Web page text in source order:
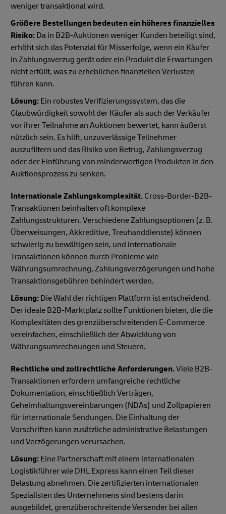
weniger transaktional wird.
Größere Bestellungen bedeuten ein höheres finanzielles
Risiko: Da in B2B-Auktionen weniger Kunden beteiligt sind,
erhöht sich das Potenzial für Misserfolge, wenn ein Käufer
in Zahlungsverzug gerät oder ein Produkt die Erwartungen
nicht erfüllt, was zu erheblichen finanziellen Verlusten
führen kann.
Lösung: Ein robustes Verifizierungssystem, das die
Glaubwürdigkeit sowohl der Käufer als auch der Verkäufer
vor ihrer Teilnahme an Auktionen bewertet, kann äußerst
nützlich sein. Es hilft, unzuverlässige Teilnehmer
auszufiltern und das Risiko von Betrug, Zahlungsverzug
oder der Einführung von minderwertigen Produkten in den
Auktionsprozess zu senken.
Internationale Zahlungskomplexität. Cross-Border-B2B-
Transaktionen beinhalten oft komplexe
Zahlungsstrukturen. Verschiedene Zahlungsoptionen (z. B.
Überweisungen, Akkreditive, Treuhanddienste) können
schwierig zu bewältigen sein, und internationale
Transaktionen können durch Probleme wie
Währungsumrechnung, Zahlungsverzögerungen und hohe
Transaktionsgebühren behindert werden.
Lösung: Die Wahl der richtigen Plattform ist entscheidend.
Der ideale B2B-Marktplatz sollte Funktionen bieten, die die
Komplexitäten des grenzüberschreitenden E-Commerce
vereinfachen, einschließlich der Abwicklung von
Währungsumrechnungen und Steuern.
Rechtliche und zollrechtliche Anforderungen.Viele B2B-
Transaktionen erfordern umfangreiche rechtliche
Dokumentation, einschließlich Verträgen,
Geheimhaltungsvereinbarungen (NDAs) und Zollpapieren
für internationale Sendungen. Die Einhaltung der
Vorschriften kann zusätzliche administrative Belastungen
und Verzögerungen verursachen.
Lösung: Eine Partnerschaft mit einem internationalen
Logistikführer wie DHL Express kann einen Teil dieser
Belastung abnehmen. Die zertifizierten internationalen
Spezialisten des Unternehmens sind bestens darin
ausgebildet, grenzüberschreitende Versender bei allen